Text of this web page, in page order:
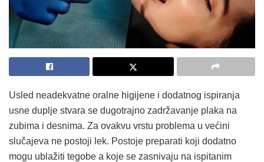
Usled neadekvatne oralne higijene i dodatnog ispiranja
usne duplje stvara se dugotrajno zadržavanje plaka na
zubima i desnima. Za ovakvu vrstu problema u većini
slučajeva ne postoji lek. Postoje preparati koji dodatno
mogu ublažiti tegobe a koje se zasnivaju na ispitanim